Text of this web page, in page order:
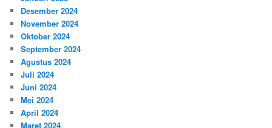
Desember 2024
November 2024
Oktober 2024
September 2024
Agustus 2024
Juli 2024
Juni 2024
Mei 2024
April 2024
Maret 2024